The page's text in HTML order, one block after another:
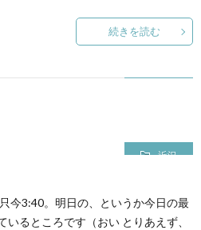
続きを読む
近況
今3:40。明日の、というか今日の最
るところです（おい とりあえず、